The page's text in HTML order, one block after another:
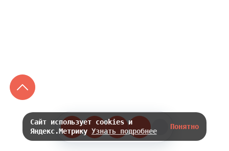
Сайт использует cookies и
Яндекс.Метрику Узнать подробнее
Понятно